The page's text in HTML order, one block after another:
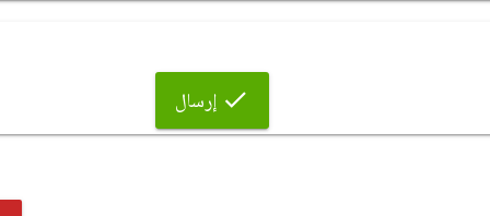
إرسال